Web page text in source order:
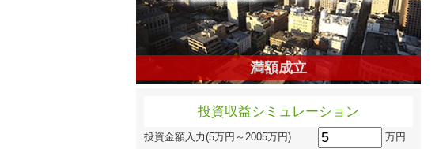
満額成立
投資収益シミュレーション
投資金額入力(5万円～2005万円) 万円